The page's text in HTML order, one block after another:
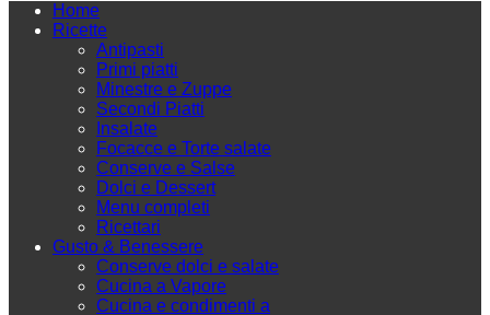
Home
Ricette
Antipasti
Primi piatti
Minestre e Zuppe
Secondi Piatti
Insalate
Focacce e Torte salate
Conserve e Salse
Dolci e Dessert
Menu completi
Ricettari
Gusto & Benessere
Conserve dolci e salate
Cucina a Vapore
Cucina e condimenti a